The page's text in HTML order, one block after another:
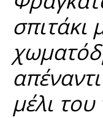
σπιτάκι
μέλι